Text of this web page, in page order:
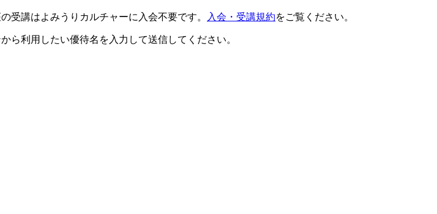
受講はよみうりカルチャーに入会不要です。 入会・受講規約をご覧ください。
利用したい優待名を入力して送信してください。